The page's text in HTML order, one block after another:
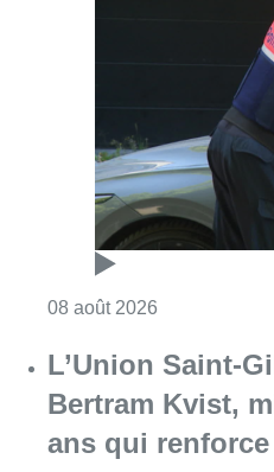
08 août 2026
L’Union Saint-
Bertram Kvist,
ans qui renforce